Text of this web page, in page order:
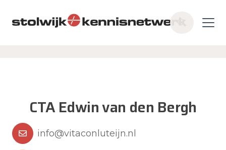
CTA Edwin van den Bergh
info@vitaconluteijn.nl